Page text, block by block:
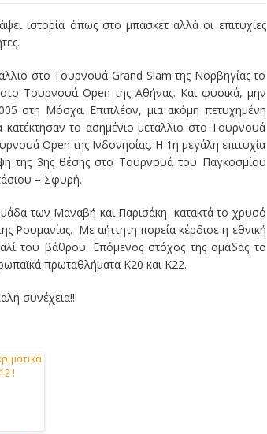
ιστορία όπως στο μπάσκετ αλλά οι επιτυχίες
στο Τουρνουά Grand Slam της Νορβηγίας το
Τουρνουά Open της Αθήνας. Και φυσικά, μην
στη Μόσχα. Επιπλέον, μια ακόμη πετυχημένη
κατέκτησαν το ασημένιο μετάλλιο στο Τουρνουά
Open της Ινδονησίας. Η 1η μεγάλη επιτυχία
της 3ης θέσης στο Τουρνουά του Παγκοσμίου
– Σφυρή.
των Μαναβή και Παρισάκη κατακτά το χρυσό
Ρουμανίας. Με αήττητη πορεία κέρδισε η εθνική
του βάθρου. Επόμενος στόχος της ομάδας το
πρωταθλήματα Κ20 και Κ22.
συνέχεια!!!